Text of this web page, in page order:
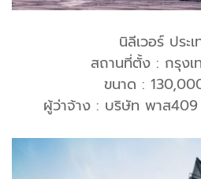
นิลีเวอร์ ประ
สถานที่ตั้ง : กรุง
ขนาด :
ผู้ว่าจ้าง : บริษัท พาส409